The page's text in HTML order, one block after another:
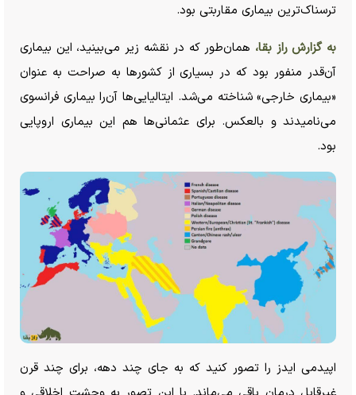
ترسناک‌ترین بیماری مقاربتی بود.
به گزارش راز بقا، همان‌طور که در نقشه زیر می‌بینید، این بیماری
آن‌قدر منفور بود که در بسیاری از کشور‌ها به صراحت به عنوان
«بیماری خارجی» شناخته می‌شد. ایتالیایی‌ها آن‌را بیماری فرانسوی
می‌نامیدند و بالعکس. برای عثمانی‌ها هم این بیماری اروپایی
بود.
اپیدمی ایدز را تصور کنید که به جای چند دهه، برای چند قرن